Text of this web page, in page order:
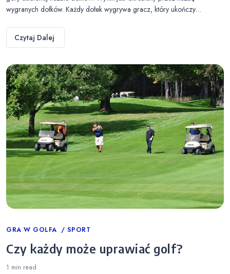
wygranych dołków. Każdy dołek wygrywa gracz, który ukończy…
Czytaj Dalej
Categories
GRA W GOLFA SPORT
Czy każdy może uprawiać golf?
1 min read